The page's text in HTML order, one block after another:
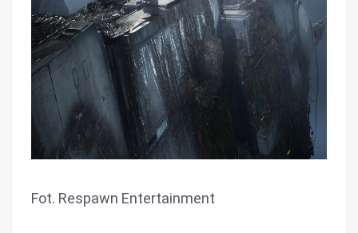
Fot. Respawn Entertainment